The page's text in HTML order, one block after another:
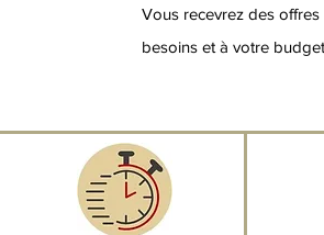
Vous recevrez des
besoins et à votre